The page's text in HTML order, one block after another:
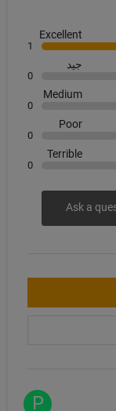
Excellent
1
جيد
0
Medium
0
Poor
0
Terrible
0
P